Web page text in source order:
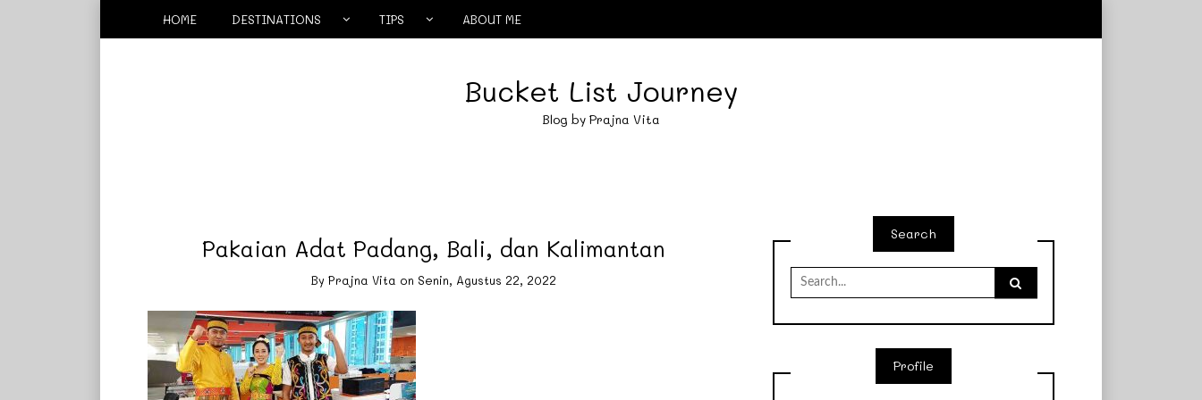
HOME DESTINATIONS TIPS ABOUT ME
Bucket List Journey
Blog by Prajna Vita
Pakaian Adat Padang, Bali, dan Kalimantan
By Prajna Vita on Senin, Agustus 22, 2022
Search
Search
for:
Profile